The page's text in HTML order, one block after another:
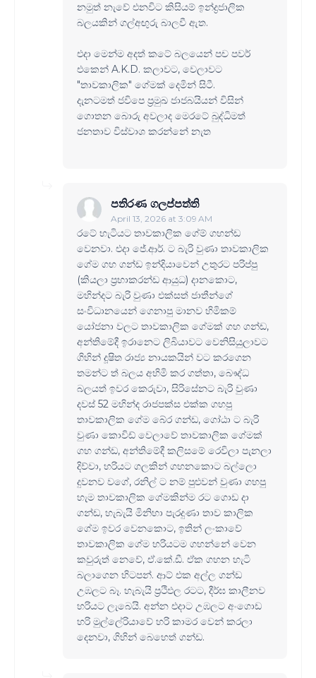
නමුත් නැවේ එනවිට කිසියම් ඉන්ද්‍රජාලික
බලයකින් ගල්අඟුරු බාලවී ඇත.
එදා මෙන්ම අදත් කටේ බලයෙන් පච පවර්
එකෙන් A.K.D. කලාවට, වෙලාවට
"තාවකාලික" ගේමක් දෙමින් සිටී.
දැනටමත් ජවිපෙ ප්‍රමුඛ ජාජබයියන් විසින්
ගොතන බොරු අවලාද මෙරටේ බුද්ධිමත්
ජනතාව විස්වාශ කරන්නේ නැත
පතිරණ ගලප්පත්ති
April 13, 2026 at 3:09 AM
රටේ හැටියට තාවකාලික ගේම් ගහන්ඩ
වෙනවා. එදා ජේ.ආර්. ට බැරි වුණා තාවකාලික
ගේම ගහ ගන්ඩ ඉන්දියාවෙන් උතුරට පරිප්පු
(කියලා ප්‍රභාකරන්ඩ ආයුධ) දානකොට,
මහින්දට බැරි වුණා එක්සත් ජාතීන්ගේ
සංවිධානයෙන් ගෙනාපු මානව හිමිකම්
යෝජනා වලට තාවකාලික ගේමක් ගහ ගන්ඩ,
අන්තිමේදී ඉරානෙට ලිබියාවට වෙනිසියුලාවට
ගිහින් දූෂිත රාජ්‍ය නායකයින් වට කරගෙන
තමන්ට ත් බලය අහිමි කර ගත්තා, බෞද්ධ
බලයත් ඉවර කෙරුවා, සිරිසේනට බැරි වුණා
දවස් 52 මහින්ද රාජපක්ස එක්ක ගහපු
තාවකාලික ගේම බේර ගන්ඩ, ගෝඨා ට බැරි
වුණා කොවිඩ් වෙලාවේ තාවකාලික ගේමක්
ගහ ගන්ඩ, අන්තිමේදී කලිසමේ රෙවිලා පැනලා
දිව්වා, හරියට ගලකින් ගහනකොට බල්ලො
දුවනව වගේ, රනිල් ට නම් පුළුවන් වුණා ගහපු
හැම තාවකාලික ගේමකින්ම රට ගොඩ දා
ගන්ඩ, හැබැයි මිනිහා පැරදුණා තාව කාලික
ගේම ඉවර වෙනකොට, ඉතින් ලංකාවේ
තාවකාලික ගේම හරියටම ගහන්නේ වෙන
කවුරුත් නෙවේ, ඒ.කේ.ඩී. ඒක ගහන හැටි
බලාගෙන හිටපන්. ආට් එක අල්ල ගන්ඩ
උඹලට බෑ. හැබැයි ප්‍රථිඵල රටට, දීර්ඝ කාලීනව
හරියට ලැබෙයි. අන්න එදාට උඹලට අංගොඩ
හරි මුල්ලේරියාවේ හරි කාමර වෙන් කරලා
දෙනවා, ගිහින් බෙහෙත් ගන්ඩ.